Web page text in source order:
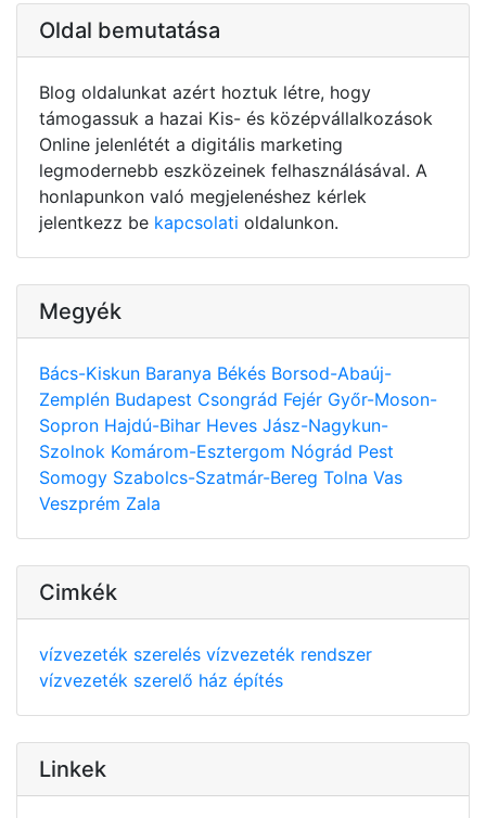
Oldal bemutatása
Blog oldalunkat azért hoztuk létre, hogy
támogassuk a hazai Kis- és középvállalkozások
Online jelenlétét a digitális marketing
legmodernebb eszközeinek felhasználásával. A
honlapunkon való megjelenéshez kérlek
jelentkezz be kapcsolati oldalunkon.
Megyék
Bács-Kiskun Baranya Békés Borsod-Abaúj-
Zemplén Budapest Csongrád Fejér Győr-Moson-
Sopron Hajdú-Bihar Heves Jász-Nagykun-
Szolnok Komárom-Esztergom Nógrád Pest
Somogy Szabolcs-Szatmár-Bereg Tolna Vas
Veszprém Zala
Cimkék
vízvezeték szerelés vízvezeték rendszer
vízvezeték szerelő ház építés
Linkek